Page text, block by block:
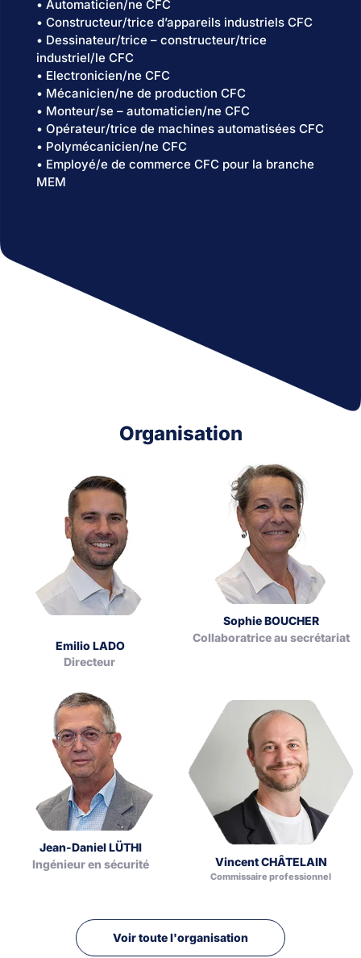
• Automaticien/ne CFC
• Constructeur/trice d’appareils industriels CFC
• Dessinateur/trice – constructeur/trice
industriel/le CFC
• Electronicien/ne CFC
• Mécanicien/ne de production CFC
• Monteur/se – automaticien/ne CFC
• Opérateur/trice de machines automatisées CFC
• Polymécanicien/ne CFC
• Employé/e de commerce CFC pour la branche
MEM
Organisation
Emilio LADO
Directeur
Sophie BOUCHER
Collaboratrice au secrétariat
Jean-Daniel LÜTHI
Ingénieur en sécurité
Vincent CHÂTELAIN
Commissaire professionnel
Voir toute l'organisation